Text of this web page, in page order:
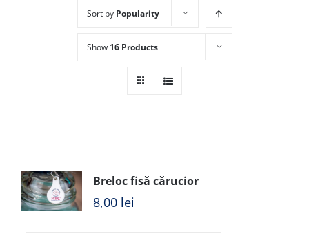
Sort by Popularity
Show 16 Products
Breloc fisă cărucior
8,00 lei